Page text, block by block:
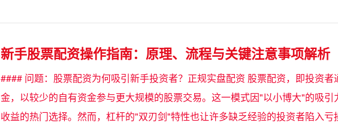
新手股票配资操作指南：原理、流程与关键注意事项解析
#### 问题：股票配资为何吸引新手投资者？正规实盘配资 股票配资，即投资
金，以较少的自有资金参与更大规模的股票交易。这一模式因"以小博大"的吸引
收益的热门选择。然而，杠杆的"双刃剑"特性也让许多缺乏经验的投资者陷入